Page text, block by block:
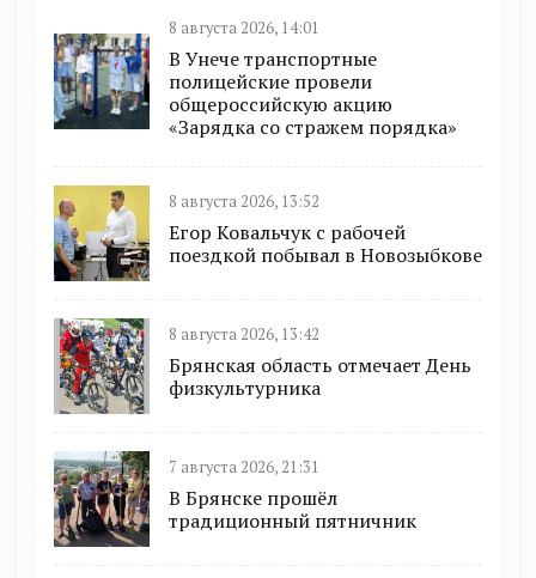
8 августа 2026, 14:01
В Унече транспортные
полицейские провели
общероссийскую акцию
«Зарядка со стражем порядка»
8 августа 2026, 13:52
Егор Ковальчук с рабочей
поездкой побывал в Новозыбкове
8 августа 2026, 13:42
Брянская область отмечает День
физкультурника
7 августа 2026, 21:31
В Брянске прошёл
традиционный пятничник